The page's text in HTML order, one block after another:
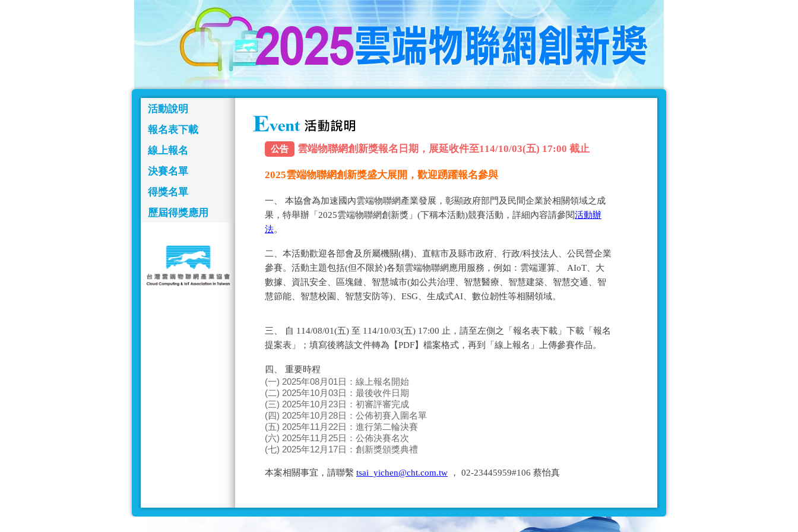
活動說明
報名表下載
線上報名
決賽名單
得獎名單
歷屆得獎應用
公告 雲端物聯網創新獎報名日期，展延收件至114/10/03(五) 17:00 截止
2025雲端物聯網創新獎盛大展開，歡迎踴躍報名參與
一、 本協會為加速國內雲端物聯網產業發展，彰顯政府部門及民間企業於相關領域之成
果，特舉辦「2025雲端物聯網創新獎」(下稱本活動)競賽活動，詳細內容請參閱活動辦
法。
二、本活動歡迎各部會及所屬機關(構)、直轄市及縣市政府、行政/科技法人、公民營企業
參賽。活動主題包括(但不限於)各類雲端物聯網應用服務，例如：雲端運算、 AIoT、大
數據、資訊安全、區塊鏈、智慧城市(如公共治理、智慧醫療、智慧建築、智慧交通、智
慧節能、智慧校園、智慧安防等)、ESG、生成式AI、數位韌性等相關領域。
三、 自 114/08/01(五) 至 114/10/03(五) 17:00 止，請至左側之「報名表下載」下載「報名
提案表」；填寫後將該文件轉為【PDF】檔案格式，再到「線上報名」上傳參賽作品。
四、 重要時程
(一) 2025年08月01日：線上報名開始
(二) 2025年10月03日：最後收件日期
(三) 2025年10月23日：初審評審完成
(四) 2025年10月28日：公佈初賽入圍名單
(五) 2025年11月22日：進行第二輪決賽
(六) 2025年11月25日：公佈決賽名次
(七) 2025年12月17日：創新獎頒獎典禮
本案相關事宜，請聯繫 tsai_yichen@cht.com.tw ， 02-23445959#106 蔡怡真